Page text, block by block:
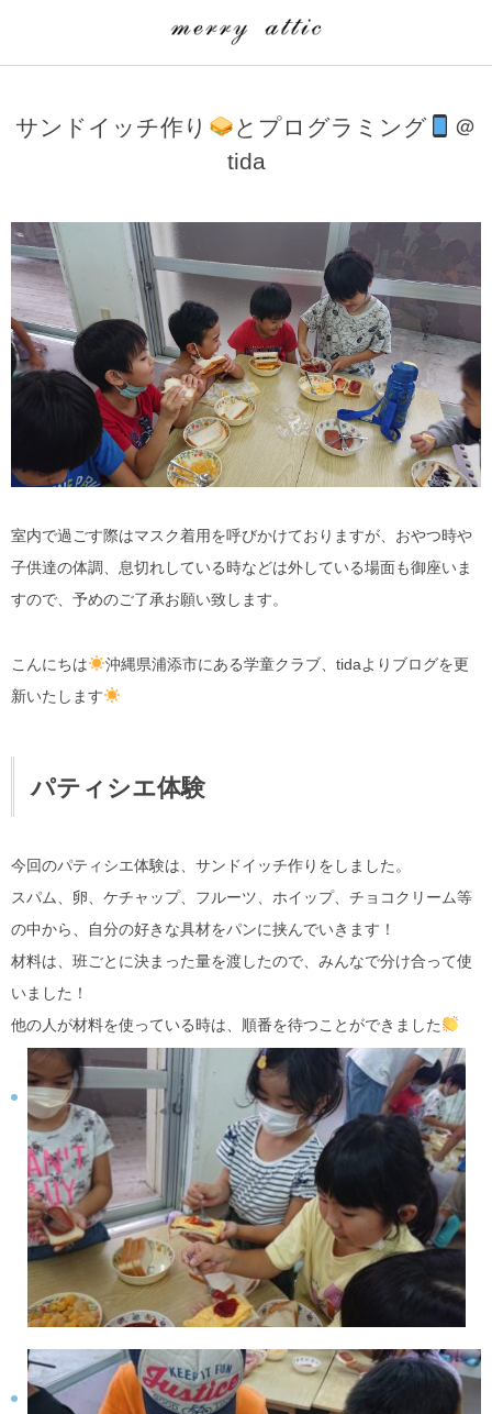
サンドイッチ作り とプログラミング
＠
tida
室内で過ごす際はマスク着用を呼びかけておりますが、おやつ時や
子供達の体調、息切れしている時などは外している場面も御座いま
すので、予めのご了承お願い致します。
こんにちは
沖縄県浦添市にある学童クラブ、tidaよりブログを更
新いたします
パティシエ体験
今回のパティシエ体験は、サンドイッチ作りをしました。
スパム、卵、ケチャップ、フルーツ、ホイップ、チョコクリーム等
の中から、自分の好きな具材をパンに挟んでいきます！
材料は、班ごとに決まった量を渡したので、みんなで分け合って使
いました！
他の人が材料を使っている時は、順番を待つことができました
埼玉県
merry attic ミュージッククラス